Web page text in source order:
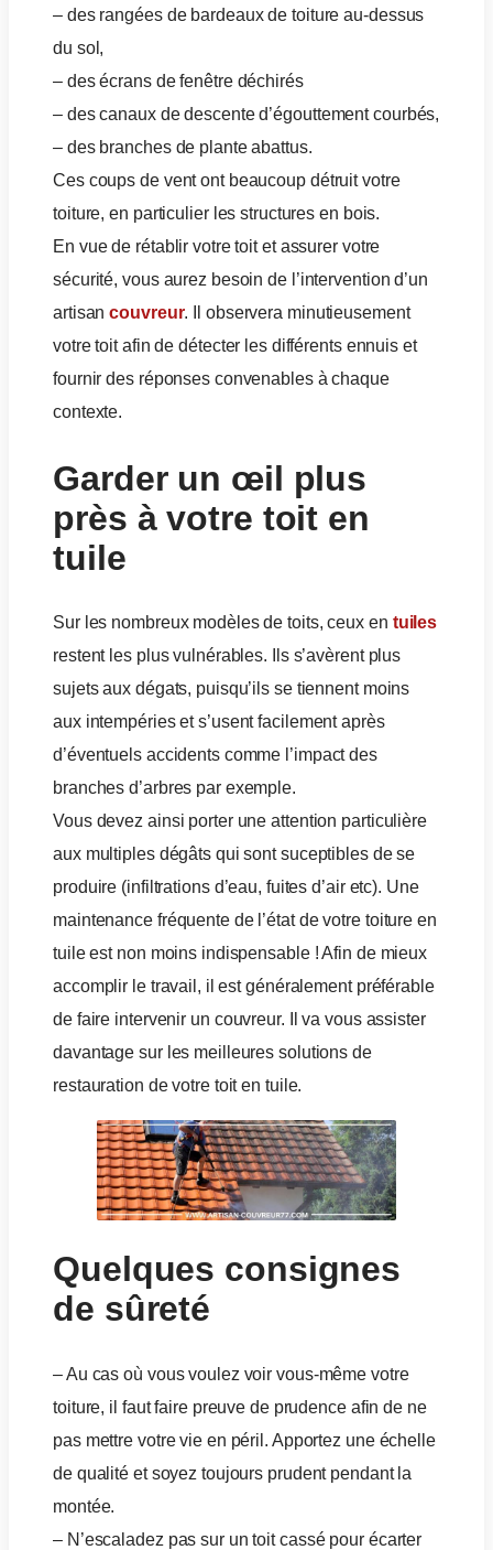
– des rangées de bardeaux de toiture au-dessus
du sol,
– des écrans de fenêtre déchirés
– des canaux de descente d’égouttement courbés,
– des branches de plante abattus.
Ces coups de vent ont beaucoup détruit votre
toiture, en particulier les structures en bois.
En vue de rétablir votre toit et assurer votre
sécurité, vous aurez besoin de l’intervention d’un
artisancouvreur. Il observera minutieusement
votre toit afin de détecter les différents ennuis et
fournir des réponses convenables à chaque
contexte.
Garder un œil plus
près à votre toit en
tuile
Sur les nombreux modèles de toits, ceux en tuiles
restent les plus vulnérables. Ils s’avèrent plus
sujets aux dégats, puisqu’ils se tiennent moins
aux intempéries et s’usent facilement après
d’éventuels accidents comme l’impact des
branches d’arbres par exemple.
Vous devez ainsi porter une attention particulière
aux multiples dégâts qui sont suceptibles de se
produire (infiltrations d’eau, fuites d’air etc). Une
maintenance fréquente de l’état de votre toiture en
tuile est non moins indispensable ! Afin de mieux
accomplir le travail, il est généralement préférable
de faire intervenir un couvreur. Il va vous assister
davantage sur les meilleures solutions de
restauration de votre toit en tuile.
Quelques consignes
de sûreté
– Au cas où vous voulez voir vous-même votre
toiture, il faut faire preuve de prudence afin de ne
pas mettre votre vie en péril. Apportez une échelle
de qualité et soyez toujours prudent pendant la
montée.
– N’escaladez pas sur un toit cassé pour écarter